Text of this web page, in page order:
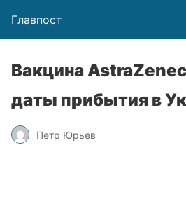
Главпост
Вакцина
даты прибытия в
Петр Юрьев